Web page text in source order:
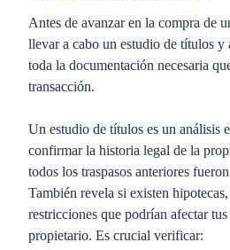
Antes de avanzar en la compra de
llevar a cabo un estudio de títulos y
toda la documentación necesaria
transacción.
Un estudio de títulos es un análisis
confirmar la historia legal de la
todos los traspasos anteriores
También revela si existen
restricciones que podrían afectar
propietario. Es crucial verificar: